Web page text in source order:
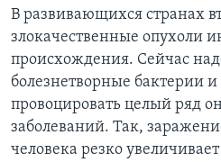
В развивающихся странах
злокачественные опухоли
происхождения. Сейчас
болезнетворные бактерии
провоцировать целый ряд
заболеваний. Так,
человека резко